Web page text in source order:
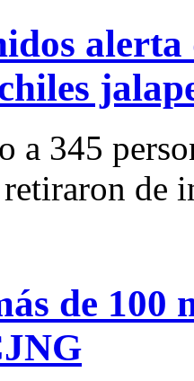
alerta
a 345
de
de 100